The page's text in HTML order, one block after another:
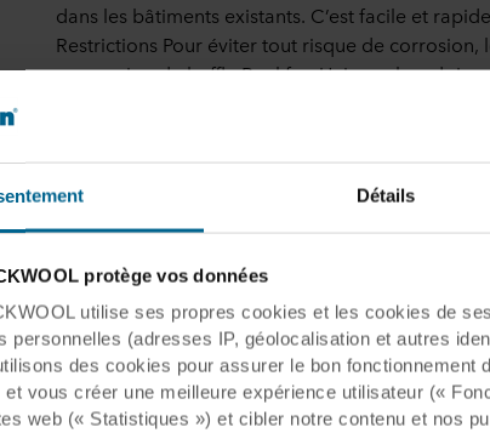
Détails
protège vos données
utilise ses propres cookies et les cookies de
personnelles (adresses IP, géolocalisation et autres
des cookies pour assurer le bon
vous créer une meilleure expérience utilisateur («
web (« Statistiques ») et cibler notre contenu et nos
dans les bâtiments existants. C’est facile et
Restrictions Pour éviter tout risque de corrosion,
suspension du baffle Rockfon Universal ne
courants d’air.